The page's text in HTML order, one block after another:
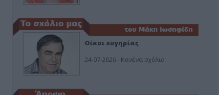
Οίκοι ευγηρίας
24-07-2026 - Κανένα σχόλιο